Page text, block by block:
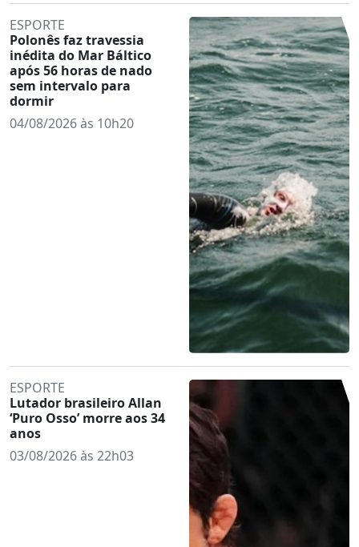
ESPORTE
Polonês faz travessia
inédita do Mar Báltico
após 56 horas de nado
sem intervalo para
dormir
04/08/2026 às 10h20
ESPORTE
Lutador brasileiro Allan
‘Puro Osso’ morre aos 34
anos
03/08/2026 às 22h03